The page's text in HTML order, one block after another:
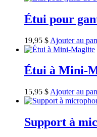
Étui pour
19,95 $ Ajouter au
Étui à Mini-
15,95 $ Ajouter au
Support à